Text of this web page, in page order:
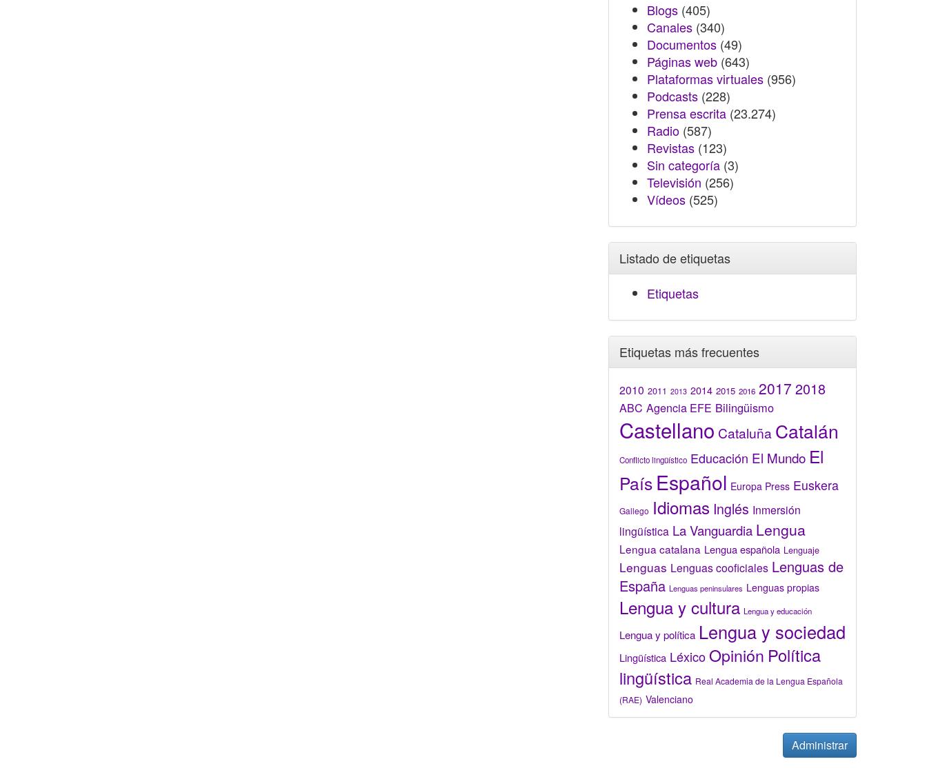
Blogs (405)
Canales (340)
Documentos (49)
Páginas web (643)
Plataformas virtuales (956)
Podcasts (228)
Prensa escrita (23.274)
Radio (587)
Revistas (123)
Sin categoría (3)
Televisión (256)
Vídeos (525)
Listado de etiquetas
Etiquetas
Etiquetas más frecuentes
2010 2011 2013 2014 2015 2016 2017 2018
ABC Agencia EFE Bilingüismo
Castellano Cataluña Catalán
Conflicto lingüístico Educación El Mundo El
País Español Europa Press Euskera
Gallego Idiomas Inglés Inmersión
lingüística La Vanguardia Lengua
Lengua catalana Lengua española Lenguaje
Lenguas Lenguas cooficiales Lenguas de
España Lenguas peninsulares Lenguas propias
Lengua y cultura Lengua y educación
Lengua y política Lengua y sociedad
Lingüística LéxicoOpinión Política
lingüística Real Academia de la Lengua Española
(RAE) Valenciano
Administrar